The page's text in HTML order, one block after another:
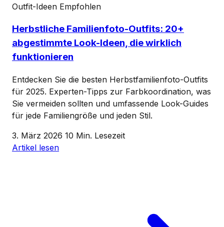
Outfit-Ideen Empfohlen
Herbstliche Familienfoto-Outfits: 20+
abgestimmte Look-Ideen, die wirklich
funktionieren
Entdecken Sie die besten Herbstfamilienfoto-Outfits
für 2025. Experten-Tipps zur Farbkoordination, was
Sie vermeiden sollten und umfassende Look-Guides
für jede Familiengröße und jeden Stil.
3. März 2026 10 Min. Lesezeit
Artikel lesen